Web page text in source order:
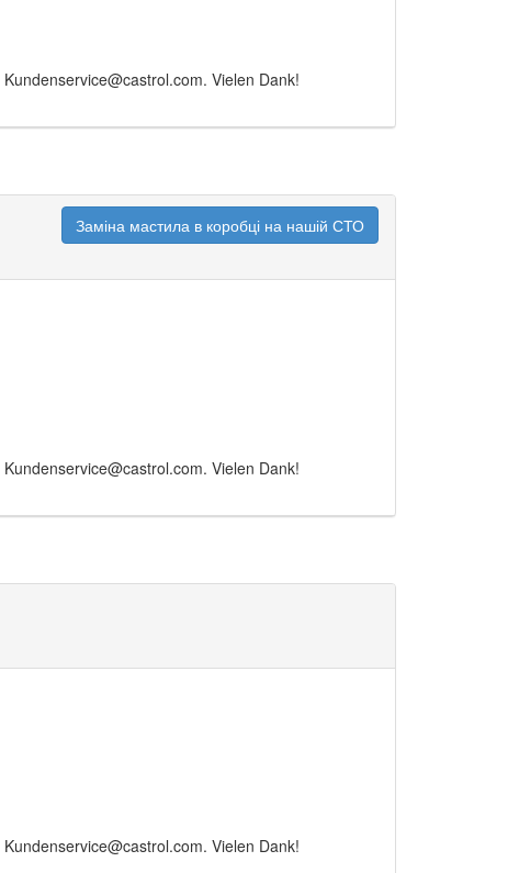
Vielen Dank!
Заміна мастила в коробці на нашій СТО
Vielen Dank!
Vielen Dank!